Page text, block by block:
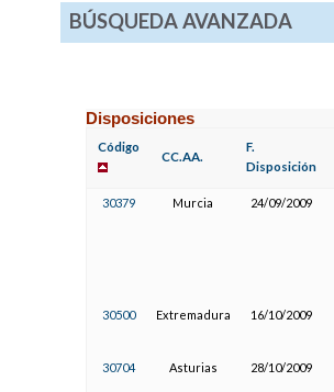
BÚSQUEDA AVANZADA
Disposiciones
Código
CC.AA.
F.
Disposición
30379 Murcia 24/09/2009
30500 Extremadura 16/10/2009
30704 Asturias 28/10/2009